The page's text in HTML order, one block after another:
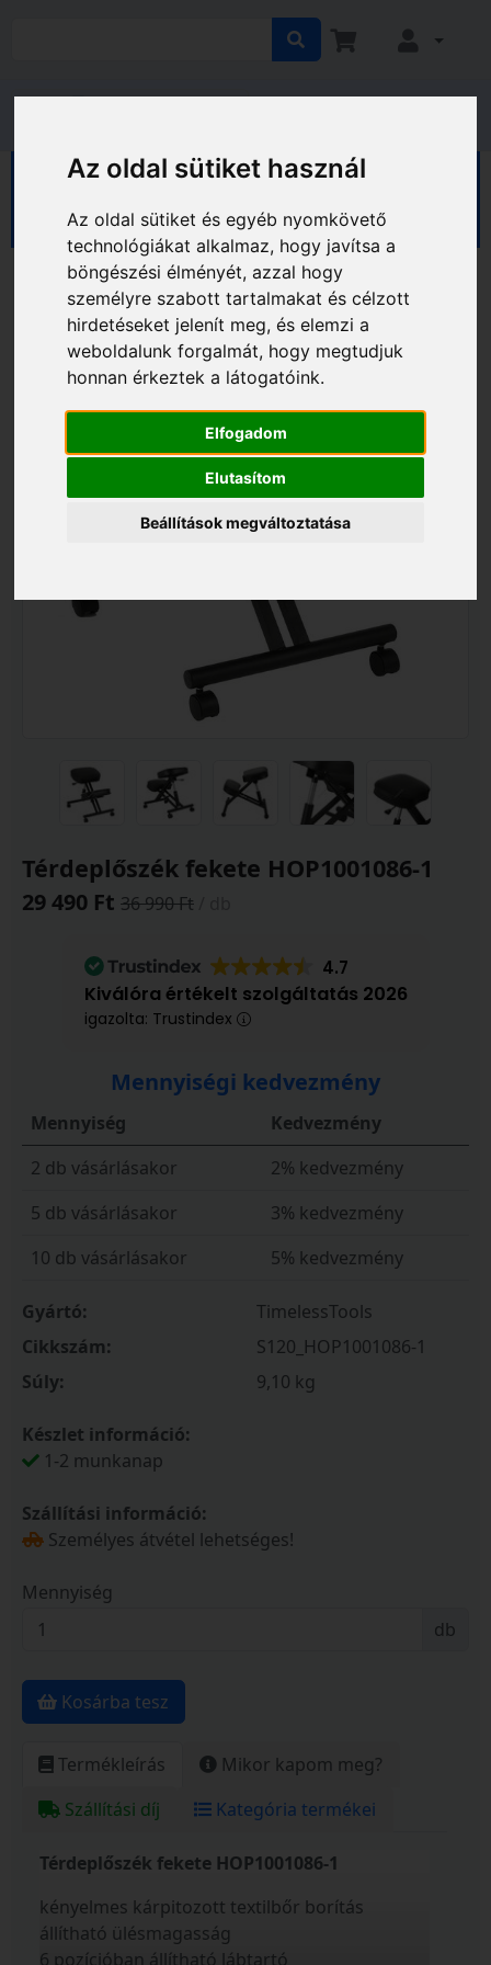
Az oldal sütiket használ
Az oldal sütiket és egyéb nyomkövető
technológiákat alkalmaz, hogy javítsa a
böngészési élményét, azzal hogy
személyre szabott tartalmakat és célzott
hirdetéseket jelenít meg, és elemzi a
weboldalunk forgalmát, hogy megtudjuk
honnan érkeztek a látogatóink.
Elfogadom
Elutasítom
Beállítások megváltoztatása
HÁZ KERT HOBBY Ház
Lakberendezés
Székek
Térdeplőszék fekete HOP1001086-1
29 490 Ft 36 990 Ft
4.7
Kiválóra értékelt szolgáltatás 2026
igazolta: Trustindex
Mennyiségi kedvezmény
Mennyiség
Kedvezmény
2 db vásárlásakor
2% kedvezmény
5 db vásárlásakor
3% kedvezmény
10 db vásárlásakor
5% kedvezmény
Gyártó:
TimelessTools
Cikkszám:
S120_HOP1001086-1
Súly:
9,10 kg
Készlet információ:
1-2 munkanap
Szállítási információ:
Személyes átvétel lehetséges!
Mennyiség
db
Kosárba tesz
Termékleírás
Mikor kapom meg?
Szállítási díj
Kategória termékei
Térdeplőszék fekete HOP1001086-1
kényelmes kárpitozott textilbőr borítás
állítható ülésmagasság
6 pozícióban állítható lábtartó